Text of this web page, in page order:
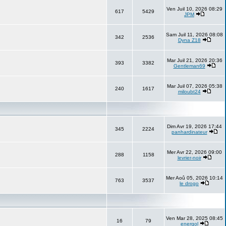
617 5429
Ven Juil 10, 2026 08:29
JPM
342 2536
Sam Juil 11, 2026 08:08
Dyna Z18
393 3382
Mar Juil 21, 2026 20:36
Gentleman69
240 1617
Mar Juil 07, 2026 05:38
miloubt24
345 2224
Dim Avr 19, 2026 17:44
panhardinateur
288 1158
Mer Avr 22, 2026 09:00
levrier-noir
763 3537
Mer Aoû 05, 2026 10:14
le drogo
16 79
Ven Mar 28, 2025 08:45
energol